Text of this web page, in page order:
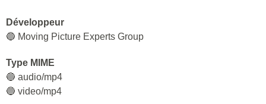
Développeur
🔵 Moving Picture Experts Group
Type MIME
🔵 audio/mp4
🔵 video/mp4